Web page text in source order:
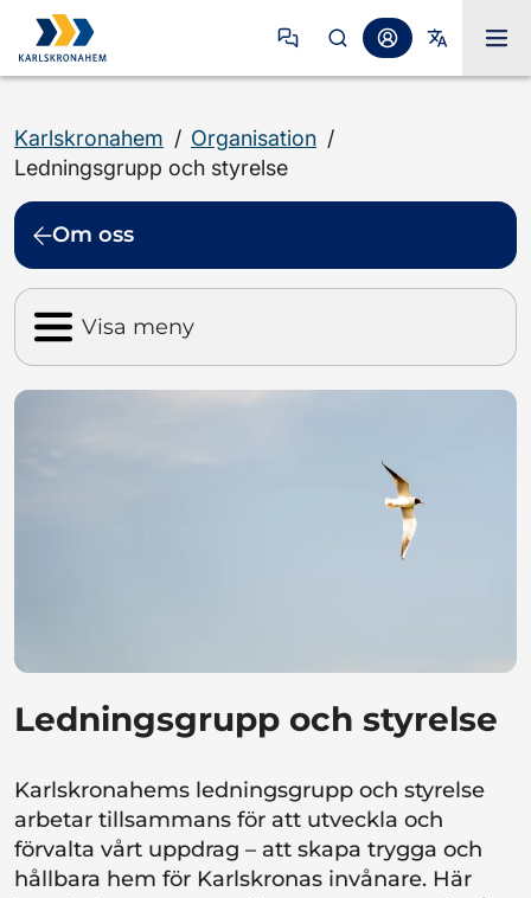
Karlskronahem / Organisation /
Ledningsgrupp och styrelse
Om oss
Ledningsgrupp och styrelse
Karlskronahems ledningsgrupp och styrelse
arbetar tillsammans för att utveckla och
förvalta vårt uppdrag – att skapa trygga och
hållbara hem för Karlskronas invånare. Här